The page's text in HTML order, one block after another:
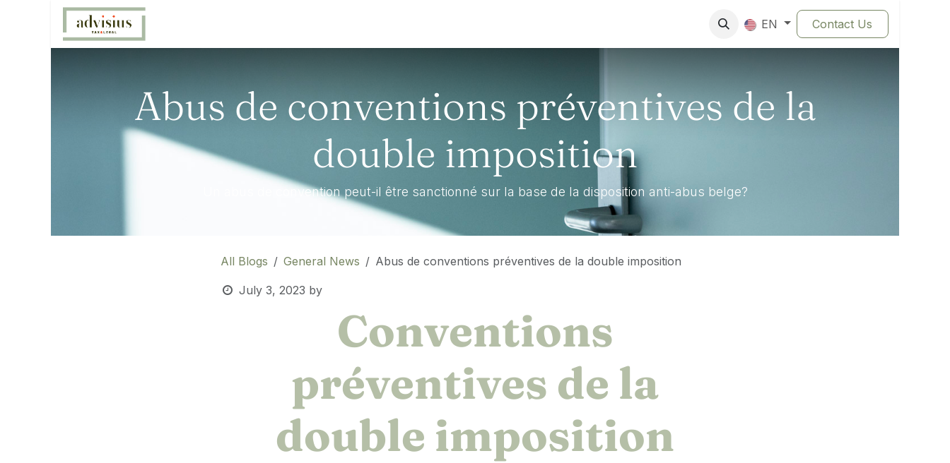
Skip to Content
EN Contact Us
Abus de conventions préventives de la
double imposition
Un abus de convention peut-il être sanctionné sur la base de la disposition anti-abus belge?
All Blogs General News Abus de conventions préventives de la double imposition
July 3, 2023 by
Conventions
préventives de la
double imposition